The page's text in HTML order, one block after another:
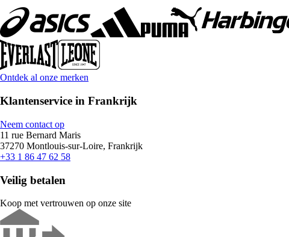
Ontdek al onze merken
Klantenservice in Frankrijk
Neem contact op
11 rue Bernard Maris
37270 Montlouis-sur-Loire, Frankrijk
+33 1 86 47 62 58
Veilig betalen
Koop met vertrouwen op onze site